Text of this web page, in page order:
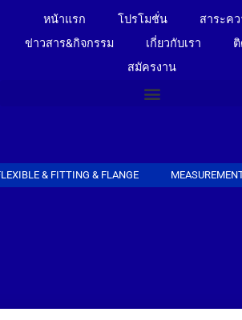
หน้าแรก โปรโมชั่น
สาระค
ข่าวสาร&กิจกรรม
เกี่ยวกับเรา
สมัครงาน
& FITTING & FLANGE